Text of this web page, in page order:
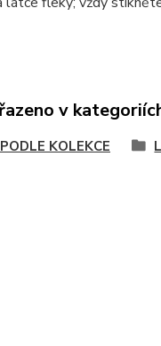
v
KOLEKCE